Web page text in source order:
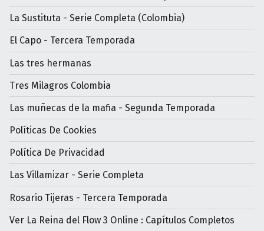
La Sustituta - Serie Completa (Colombia)
El Capo - Tercera Temporada
Las tres hermanas
Tres Milagros Colombia
Las muñecas de la mafia - Segunda Temporada
Políticas De Cookies
Política De Privacidad
Las Villamizar - Serie Completa
Rosario Tijeras - Tercera Temporada
Ver La Reina del Flow 3 Online : Capítulos Completos